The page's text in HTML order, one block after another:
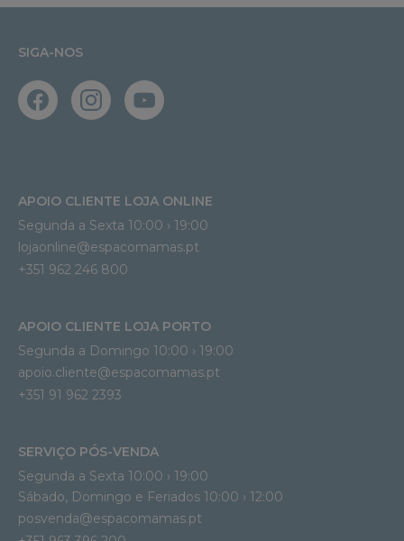
SIGA-NOS
APOIO CLIENTE LOJA ONLINE
Segunda a Sexta 10:00 › 19:00
lojaonline@espacomamas.pt
+351 962 246 800
APOIO CLIENTE LOJA PORTO
Segunda a Domingo 10:00 › 19:00
apoio.cliente@espacomamas.pt
+351 91 962 2393
SERVIÇO PÓS-VENDA
Segunda a Sexta 10:00 › 19:00
Sábado, Domingo e Feriados 10:00 › 12:00
posvenda@espacomamas.pt